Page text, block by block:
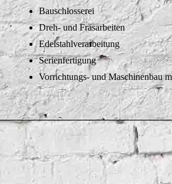
Bauschlosserei
Dreh- und Fräsarbeiten
Edelstahlverarbeitung
Serienfertigung
Vorrichtungs- und Maschinenbau